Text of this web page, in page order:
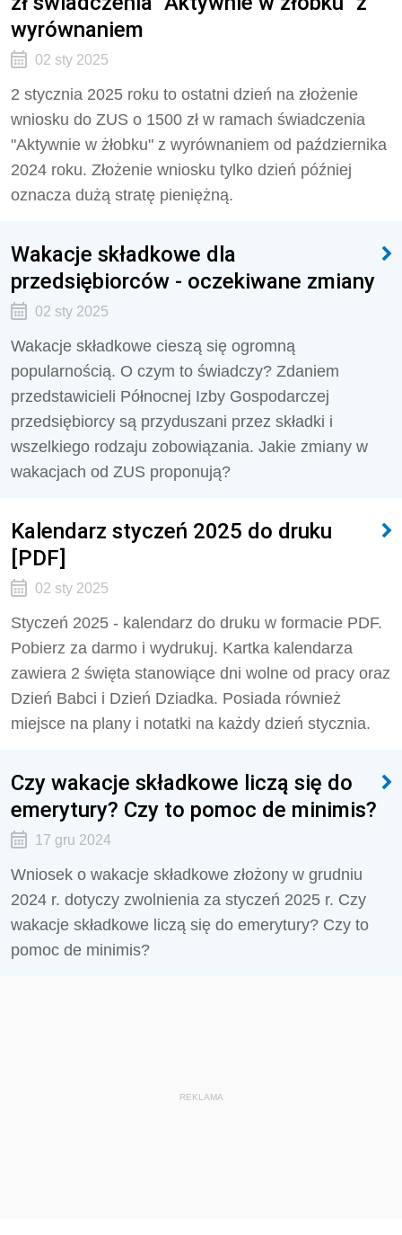
wyrównaniem
02 sty 2025
2 stycznia 2025 roku to ostatni dzień na złożenie
wniosku do ZUS o 1500 zł w ramach świadczenia
"Aktywnie w żłobku" z wyrównaniem od października
2024 roku. Złożenie wniosku tylko dzień później
oznacza dużą stratę pieniężną.
Wakacje składkowe dla
przedsiębiorców - oczekiwane zmiany
02 sty 2025
Wakacje składkowe cieszą się ogromną
popularnością. O czym to świadczy? Zdaniem
przedstawicieli Północnej Izby Gospodarczej
przedsiębiorcy są przyduszani przez składki i
wszelkiego rodzaju zobowiązania. Jakie zmiany w
wakacjach od ZUS proponują?
Kalendarz styczeń 2025 do druku
[PDF]
02 sty 2025
Styczeń 2025 - kalendarz do druku w formacie PDF.
Pobierz za darmo i wydrukuj. Kartka kalendarza
zawiera 2 święta stanowiące dni wolne od pracy oraz
Dzień Babci i Dzień Dziadka. Posiada również
miejsce na plany i notatki na każdy dzień stycznia.
Czy wakacje składkowe liczą się do
emerytury? Czy to pomoc de minimis?
17 gru 2024
Wniosek o wakacje składkowe złożony w grudniu
2024 r. dotyczy zwolnienia za styczeń 2025 r. Czy
wakacje składkowe liczą się do emerytury? Czy to
pomoc de minimis?
REKLAMA